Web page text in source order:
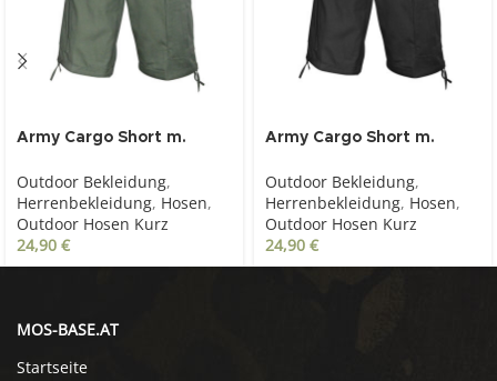
Army Cargo Short m.
Outdoor Bekleidung,
Herrenbekleidung, Hosen,
Outdoor Hosen Kurz
24,90 €
Army Cargo Short m.
Outdoor Bekleidung,
Herrenbekleidung, Hosen,
Outdoor Hosen Kurz
24,90 €
MOS-BASE.AT
Startseite